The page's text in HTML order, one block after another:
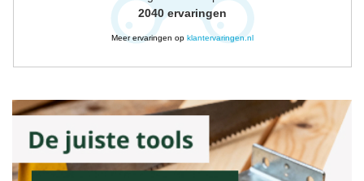
2040 ervaringen
Meer ervaringen op klantervaringen.nl